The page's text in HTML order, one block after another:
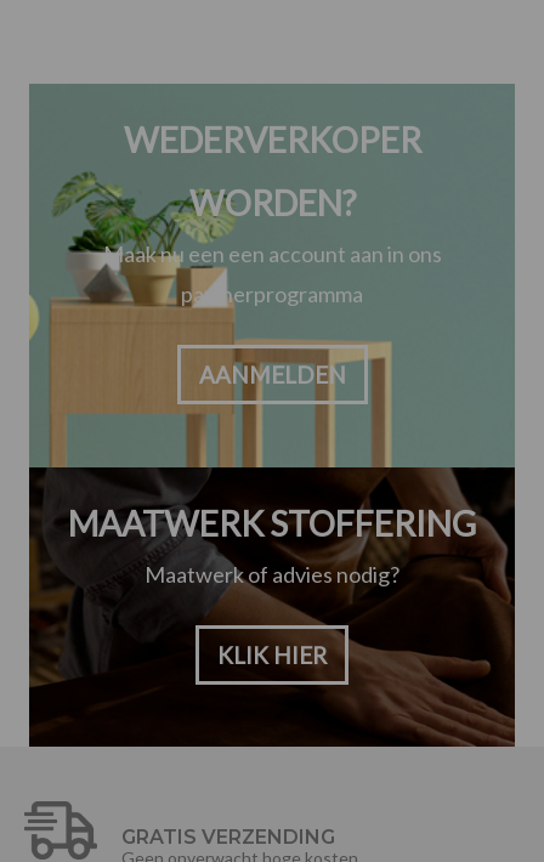
WEDERVERKOPER
WORDEN?
Maak nu een een account aan in ons
partnerprogramma
AANMELDEN
MAATWERK STOFFERING
Maatwerk of advies nodig?
KLIK HIER
GRATIS VERZENDING